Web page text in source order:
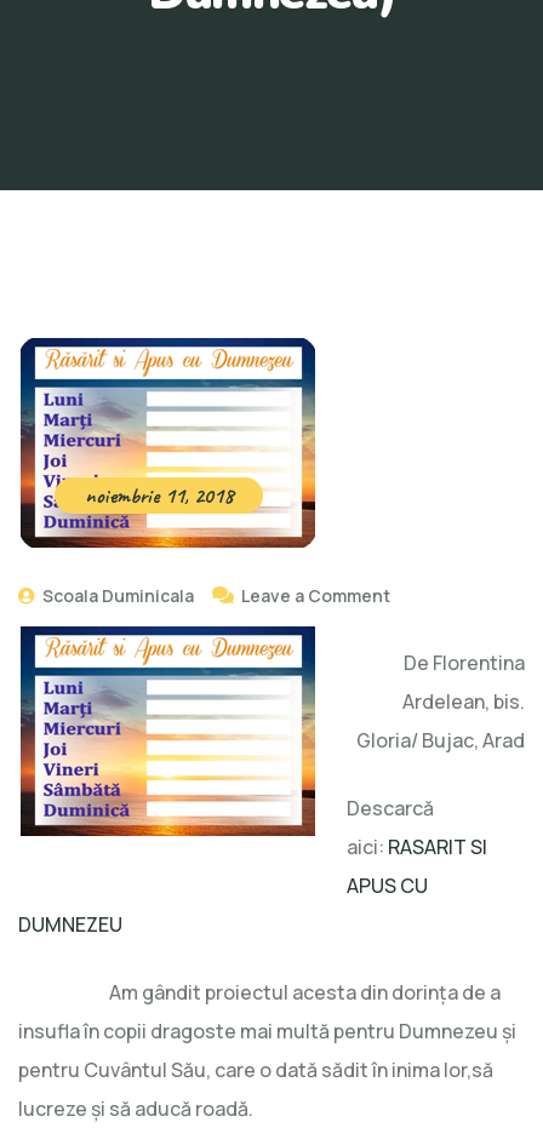
noiembrie 11, 2018
Scoala Duminicala Leave a Comment
De Florentina
Ardelean, bis.
Gloria/ Bujac, Arad
Descarcă
aici: RASARIT SI
APUS CU
DUMNEZEU
Am gândit proiectul acesta din dorinţa de a
insufla în copii dragoste mai multă pentru Dumnezeu şi
pentru Cuvântul Său, care o dată sădit în inima lor,să
lucreze şi să aducă roadă.